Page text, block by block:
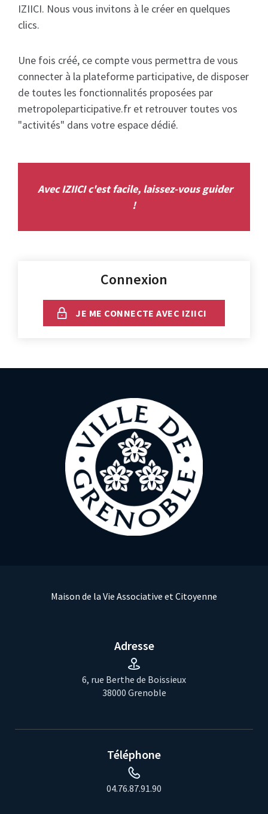
IZIICI. Nous vous invitons à le créer en quelques
clics.
Une fois créé, ce compte vous permettra de vous
connecter à la plateforme participative, de disposer
de toutes les fonctionnalités proposées par
metropoleparticipative.fr et retrouver toutes vos
"activités" dans votre espace dédié.
Avec IZIICI c'est facile, laissez-vous guider
!
Connexion
JE ME CONNECTE AVEC IZIICI
Maison de la Vie Associative et Citoyenne
Adresse
6, rue Berthe de Boissieux
38000 Grenoble
Téléphone
04.76.87.91.90